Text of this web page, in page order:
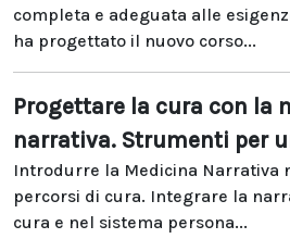
completa e adeguata alle
ha progettato il nuovo corso...
Progettare la cura con la
narrativa. Strumenti per
Introdurre la Medicina Narrativa
percorsi di cura. Integrare la
cura e nel sistema persona...